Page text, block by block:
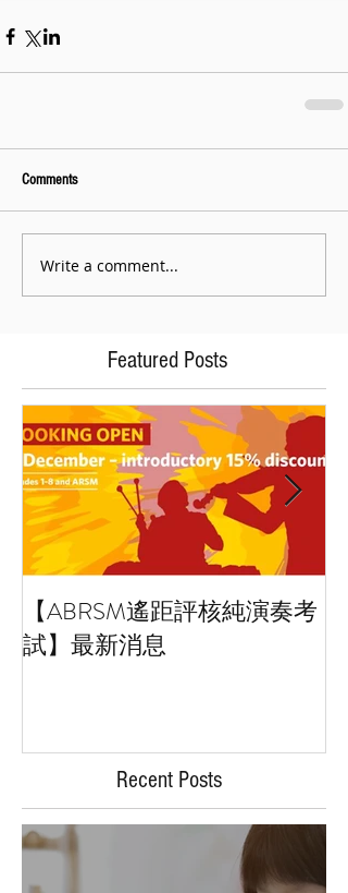
Comments
Write a comment...
Featured Posts
【ABRSM遙距評核純演奏考
試】最新消息
Recent Posts